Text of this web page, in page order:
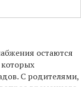
остаются
С родителями,